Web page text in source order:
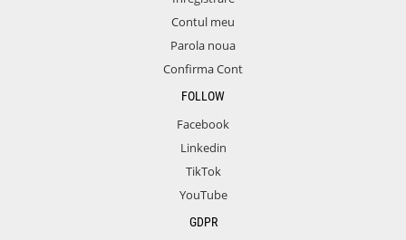
Contul meu
Parola noua
Confirma Cont
FOLLOW
Facebook
Linkedin
TikTok
YouTube
GDPR